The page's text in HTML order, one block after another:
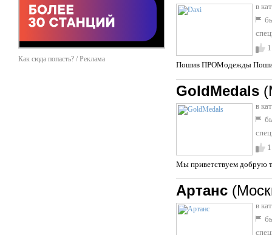
Как сюда попасть? / Реклама
в
1
Пошив ПРОМодежды
GoldMedals
в
1
Мы приветствуем добрую
Артанс
в